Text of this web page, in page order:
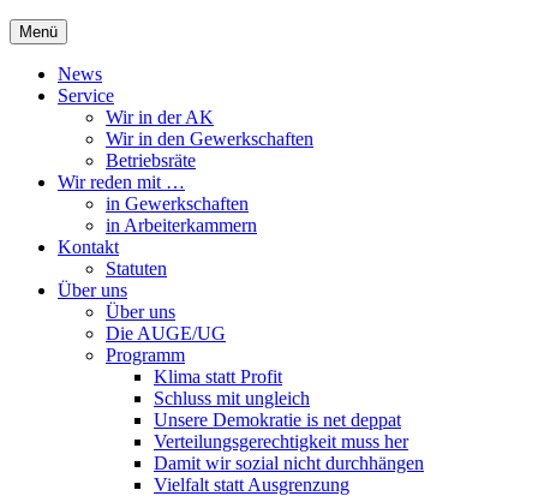
Menü
News
Service
Wir in der AK
Wir in den Gewerkschaften
Betriebsräte
Wir reden mit …
in Gewerkschaften
in Arbeiterkammern
Kontakt
Statuten
Über uns
Über uns
Die AUGE/UG
Programm
Klima statt Profit
Schluss mit ungleich
Unsere Demokratie is net deppat
Verteilungsgerechtigkeit muss her
Damit wir sozial nicht durchhängen
Vielfalt statt Ausgrenzung